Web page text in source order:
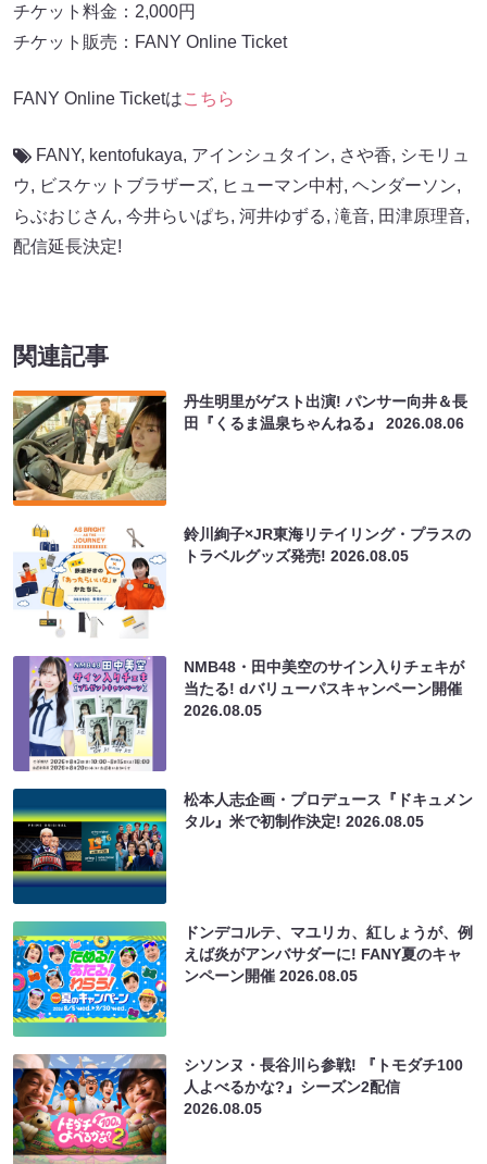
チケット料金：2,000円
チケット販売：FANY Online Ticket
FANY Online Ticketはこちら
FANY, kentofukaya, アインシュタイン, さや香, シモリュ
ウ, ビスケットブラザーズ, ヒューマン中村, ヘンダーソン,
らぶおじさん, 今井らいぱち, 河井ゆずる, 滝音, 田津原理音,
配信延長決定!
関連記事
丹生明里がゲスト出演! パンサー向井＆長
田『くるま温泉ちゃんねる』2026.08.06
鈴川絢子×JR東海リテイリング・プラスの
トラベルグッズ発売!2026.08.05
NMB48・田中美空のサイン入りチェキが
当たる! dバリューパスキャンペーン開催
2026.08.05
松本人志企画・プロデュース『ドキュメン
タル』米で初制作決定!2026.08.05
ドンデコルテ、マユリカ、紅しょうが、例
えば炎がアンバサダーに! FANY夏のキャ
ンペーン開催2026.08.05
シソンヌ・長谷川ら参戦! 『トモダチ100
人よべるかな?』シーズン2配信
2026.08.05